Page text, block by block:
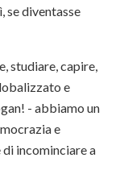
se diventasse
studiare, capire,
e
- abbiamo un
e
incominciare a